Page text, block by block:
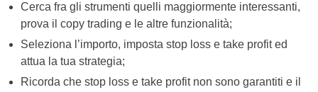
Cerca fra gli strumenti quelli maggiormente interessanti,
prova il copy trading e le altre funzionalità;
Seleziona l’importo, imposta stop loss e take profit ed
attua la tua strategia;
Ricorda che stop loss e take profit non sono garantiti e il